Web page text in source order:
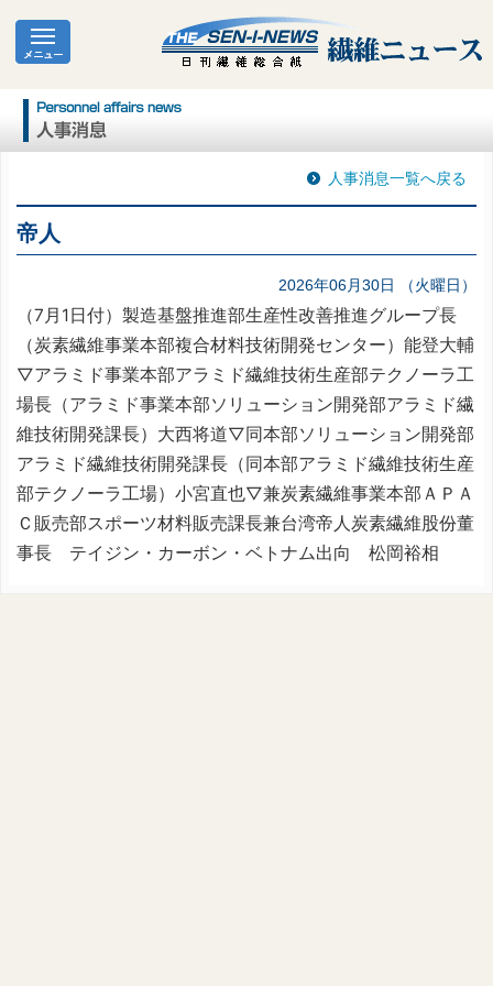
人事消息一覧へ戻る
帝人
2026年06月30日 （火曜日）
（7月1日付）製造基盤推進部生産性改善推進グループ長
（炭素繊維事業本部複合材料技術開発センター）能登大輔
▽アラミド事業本部アラミド繊維技術生産部テクノーラ工
場長（アラミド事業本部ソリューション開発部アラミド繊
維技術開発課長）大西将道▽同本部ソリューション開発部
アラミド繊維技術開発課長（同本部アラミド繊維技術生産
部テクノーラ工場）小宮直也▽兼炭素繊維事業本部ＡＰＡ
Ｃ販売部スポーツ材料販売課長兼台湾帝人炭素繊維股份董
事長 テイジン・カーボン・ベトナム出向 松岡裕相